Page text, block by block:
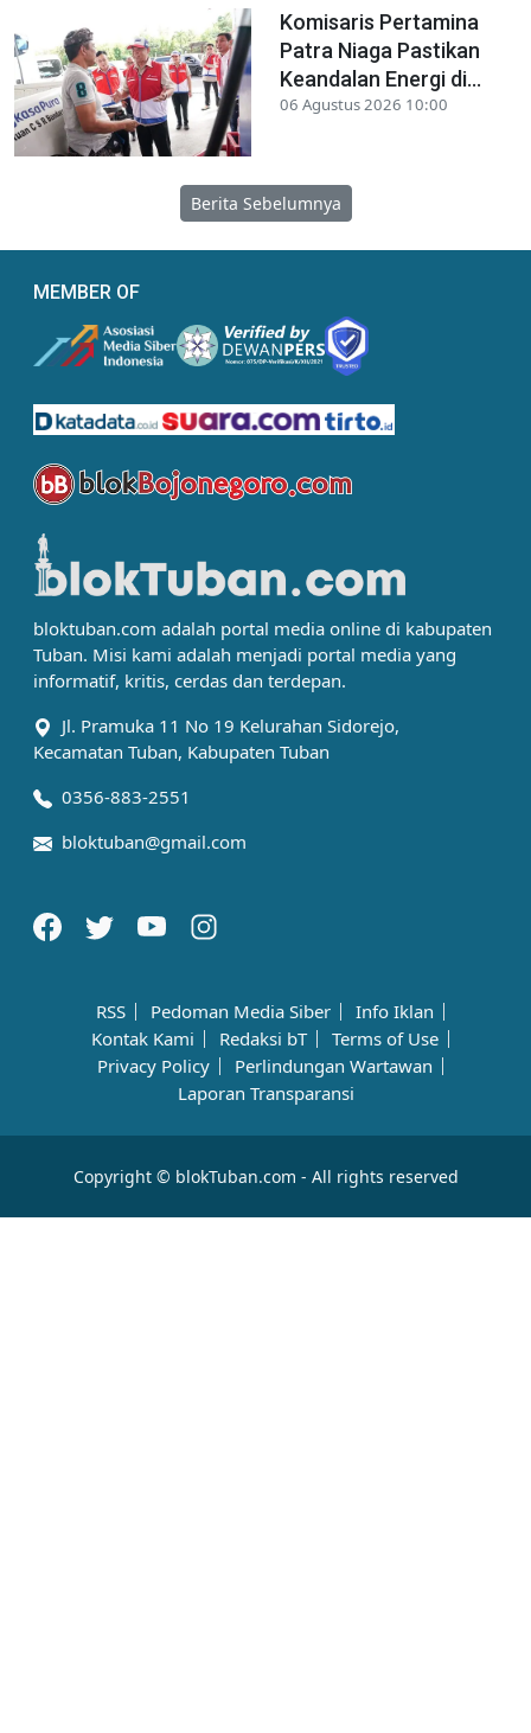
Komisaris Pertamina
Patra Niaga Pastikan
Keandalan Energi di...
06 Agustus 2026 10:00
Berita Sebelumnya
MEMBER OF
bloktuban.com adalah portal media online di kabupaten
Tuban. Misi kami adalah menjadi portal media yang
informatif, kritis, cerdas dan terdepan.
Jl. Pramuka 11 No 19 Kelurahan Sidorejo,
Kecamatan Tuban, Kabupaten Tuban
0356-883-2551
bloktuban@gmail.com
RSS Pedoman Media Siber
Info Iklan
Kontak Kami
Redaksi bT
Terms of Use
Privacy Policy
Perlindungan Wartawan
Laporan Transparansi
Copyright © blokTuban.com - All rights reserved